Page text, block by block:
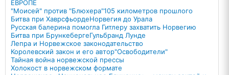
ЕВРОПЕ
"Моисей" против "Блюхера"105 километров прошлого
Битва при ХаврсфьордеНорвегия до Урала
Русская балерина помогла Гитлеру захватить Норвегию
Битва при БрункебергеГульбранд Лунде
Лепра и Норвежское законодательство
Королевский закон и его автор"Освободители"
Тайная война норвежской прессы
Холокост в норвежском формате